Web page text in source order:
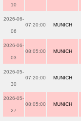
10
2026-06-
06
07:20:00 MUNICH
2026-06-
03
08:05:00 MUNICH
2026-05-
30
07:20:00 MUNICH
2026-05-
27
08:05:00 MUNICH